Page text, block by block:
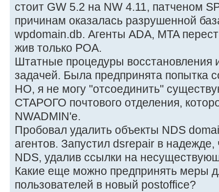
стоит GW 5.2 на NW 4.11, патченом
причинам оказалась разрушенной
wpdomain.db. Агенты ADA, MTA
жив только POA.
Штатные процедуры восстановления
задачей. Была предпринята попытка
НО, я не могу "отсоединить"
СТАРОГО почтового отделения,
NWADMIN'e.
Пробовал удалить объекты NDS
агентов. Запустил dsrepair в надежде,
NDS, удалив ссылки на
Какие еще можно предпринять меры
пользователей в новый postoffice?